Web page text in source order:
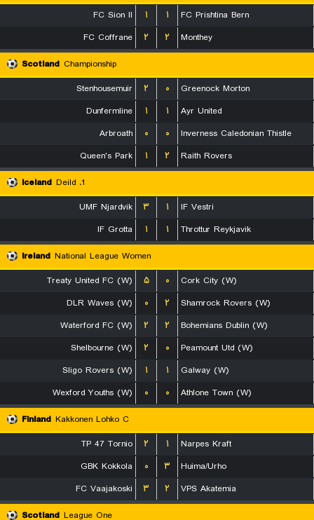
FC Sion II ۱ ۱
FC Prishtina Bern
FC Coffrane
۲ ۲
Monthey
Scotland Championship
Stenhousemuir
۲ ۰
Greenock Morton
Dunfermline
۱ ۱
Ayr United
Arbroath
۰ ۰
Inverness Caledonian Thistle
Queen's Park
۱ ۲
Raith Rovers
Iceland
1. Deild
UMF Njardvik
۳ ۱
IF Vestri
IF Grotta
۱ ۱
Throttur Reykjavik
Ireland National League Women
Treaty United FC (W)
۵ ۰
Cork City (W)
DLR Waves (W)
۰ ۲
Shamrock Rovers (W)
Waterford FC (W)
۲ ۲
Bohemians Dublin (W)
Shelbourne (W)
۲ ۰
Peamount Utd (W)
Sligo Rovers (W)
۱ ۱
Galway (W)
Wexford Youths (W)
۰ ۰
Athlone Town (W)
Finland Kakkonen Lohko C
TP 47 Tornio
۲ ۱
Narpes Kraft
GBK Kokkola
۰ ۳
Huima/Urho
FC Vaajakoski
۳ ۲
VPS Akatemia
Scotland League One